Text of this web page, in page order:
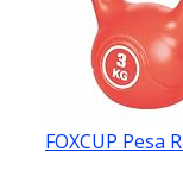
FOXCUP Pesa